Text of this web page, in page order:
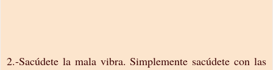
2.-Sacúdete la mala vibra. Simplemente sacúdete con las